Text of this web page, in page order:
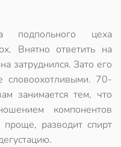
подпольного цеха
Внятно ответить на
затруднился. Зато его
словоохотливыми. 70-
занимается тем, что
компонентов
проще, разводит спирт